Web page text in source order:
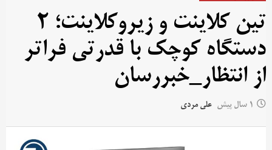
تین کلاینت و زیروکلاینت؛ 2
دستگاه کوچک با قدرتی فراتر
از انتظار_خبررسان
1 سال پیش علی مردی